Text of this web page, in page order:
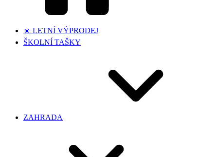
☀️ LETNÍ VÝPRODEJ
ŠKOLNÍ TAŠKY
ZAHRADA